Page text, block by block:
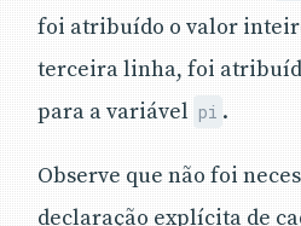
foi atribuído o valor
terceira linha, foi
para a variável pi .
Observe que não foi
declaração explícita de